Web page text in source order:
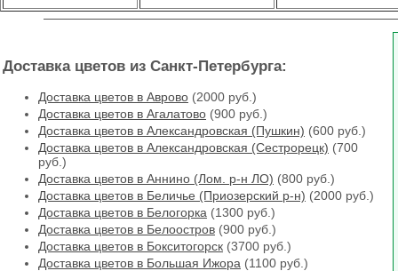
Доставка цветов из Санкт-Петербурга:
Доставка цветов в Аврово (2000 руб.)
Доставка цветов в Агалатово (900 руб.)
Доставка цветов в Александровская (Пушкин) (600 руб.)
Доставка цветов в Александровская (Сестрорецк) (700
руб.)
Доставка цветов в Аннино (Лом. р-н ЛО) (800 руб.)
Доставка цветов в Беличье (Приозерский р-н) (2000 руб.)
Доставка цветов в Белогорка (1300 руб.)
Доставка цветов в Белоостров (900 руб.)
Доставка цветов в Бокситогорск (3700 руб.)
Доставка цветов в Большая Ижора (1100 руб.)